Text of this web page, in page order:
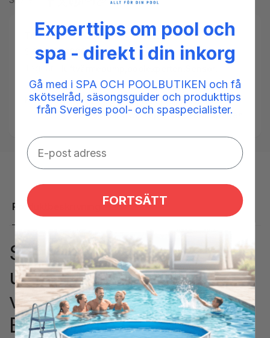
Tillgänglighet:
Low stock: 10 left
SKU: 13080009000251
temperaturgivare,värmepump
Kategorier:
Givare spabad,Reservdelar spabad,
Reservdelar värmepumpar PoolExperten
Produktbeskrivning
Sensor
utomhustemperatur
värmepump PoolExperten
BYC-013/017
Experttips om pool och
spa - direkt i din inkorg
Gå med i SPA OCH POOLBUTIKEN och få
skötselråd, säsongsguider och produkttips
från Sveriges pool- och spaspecialister.
FORTSÄTT